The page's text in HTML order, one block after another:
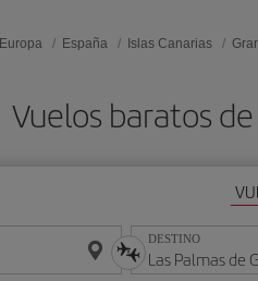
Europa España Islas Canarias
Vuelos baratos de
DESTINO